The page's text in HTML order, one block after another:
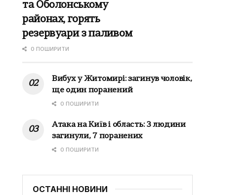
та Оболонському
районах, горять
резервуари з паливом
0 ПОШИРИТИ
Вибух у Житомирі: загинув чоловік,
ще один поранений
0 ПОШИРИТИ
Атака на Київ і область: 3 людини
загинули, 7 поранених
0 ПОШИРИТИ
ОСТАННІ НОВИНИ